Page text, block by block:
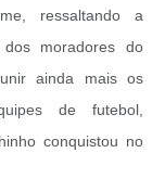
ressaltando a
moradores do
ainda mais os
de futebol,
conquistou no